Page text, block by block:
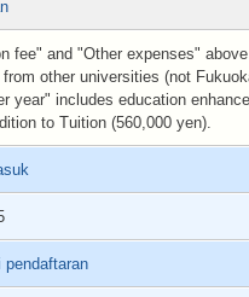
fee" and "Other expenses"
from other universities (not
year" includes education
to Tuition (560,000 yen).
pendaftaran